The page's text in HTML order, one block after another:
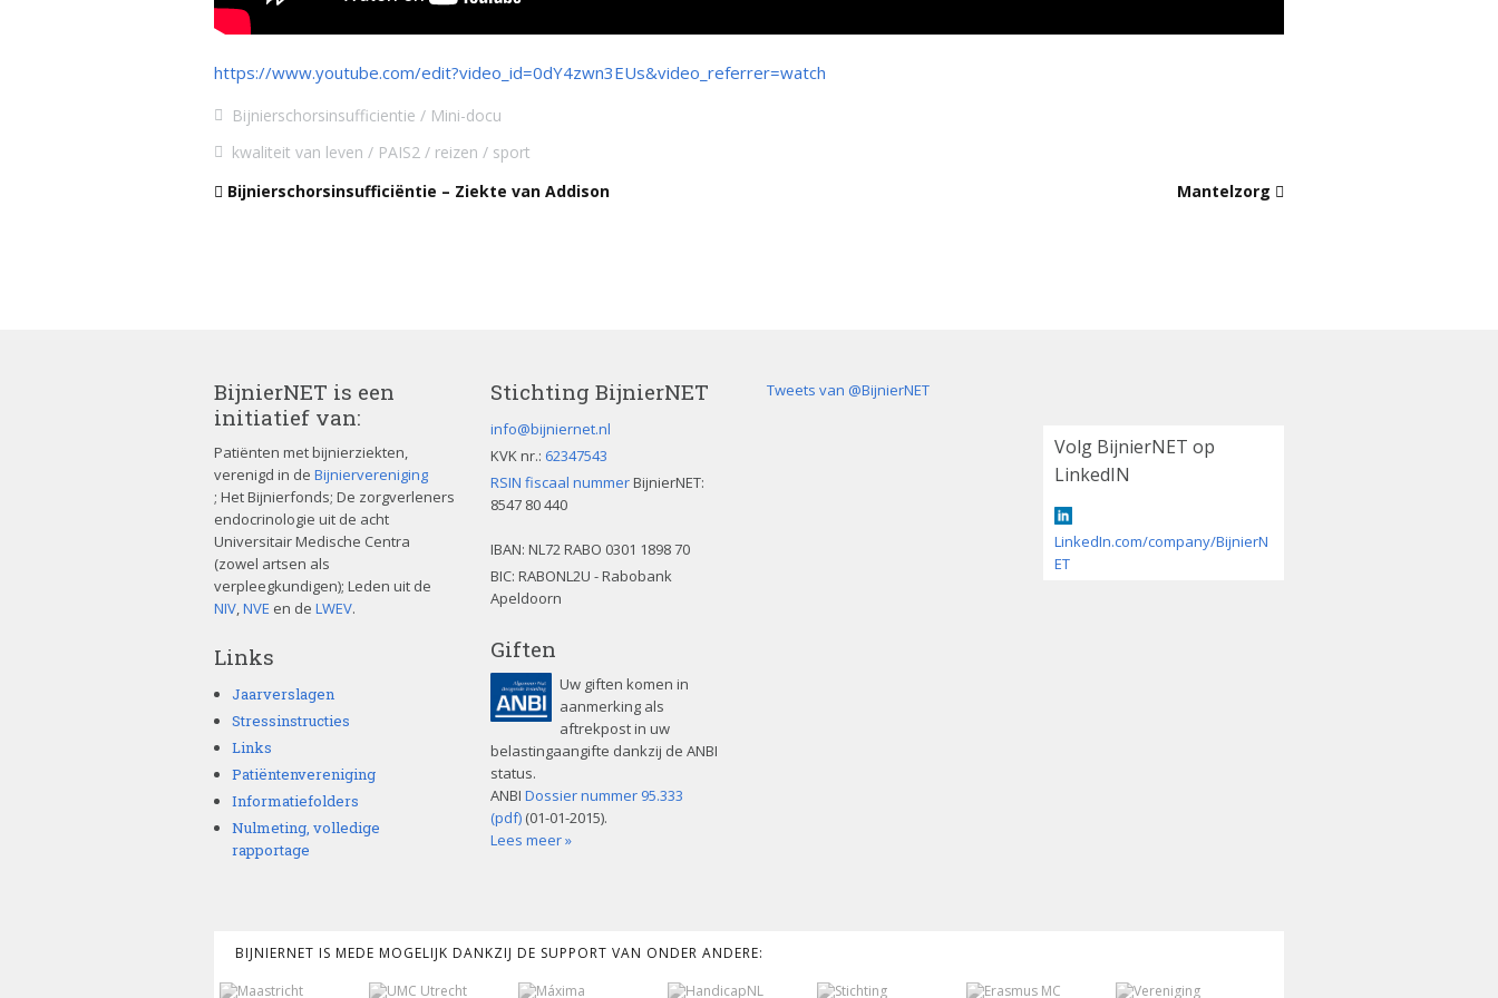
https://www.youtube.com/edit?video_id=0dY4zwn3EUs&video_referrer=watch
Bijnierschorsinsufficientie
Mini-docu
kwaliteit van leven
PAIS2 reizen
sport
Bijnierschorsinsufficiëntie – Ziekte van Addison
Mantelzorg
BijnierNET is een
initiatief van:
Patiënten met bijnierziekten,
verenigd in de Bijniervereniging
; Het Bijnierfonds; De zorgverleners
endocrinologie uit de acht
Universitair Medische Centra
(zowel artsen als
verpleegkundigen); Leden uit de
NIV,NVE en de LWEV.
Links
Jaarverslagen
Stressinstructies
Links
Patiëntenvereniging
Informatiefolders
Nulmeting, volledige
rapportage
Stichting BijnierNET
info@bijniernet.nl
KVK nr.: 62347543
RSIN fiscaal nummerBijnierNET:
8547 80 440
IBAN: NL72 RABO 0301 1898 70
BIC: RABONL2U - Rabobank
Apeldoorn
Giften
Uw giften komen in
aanmerking als
aftrekpost in uw
belastingaangifte dankzij de ANBI
status.
ANBI Dossier nummer 95.333
(pdf) (01-01-2015).
Lees meer »
Tweets van @BijnierNET
Volg BijnierNET op
LinkedIN
LinkedIn.com/company/BijnierN
ET
BIJNIERNET IS MEDE MOGELIJK DANKZIJ DE SUPPORT VAN ONDER ANDERE: